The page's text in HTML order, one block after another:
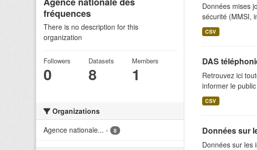
fréquences
There is no description for this
organization
Followers
0
Datasets
8
Members
1
Organizations
Agence nationale... - 8
Données mises
sécurité (MMSI,
CSV
DAS
Retrouvez ici
informer le
CSV
Données sur
Données sur les